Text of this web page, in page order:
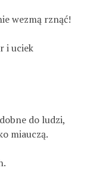
wezmą rznąć!
i uciek
do ludzi,
miauczą.